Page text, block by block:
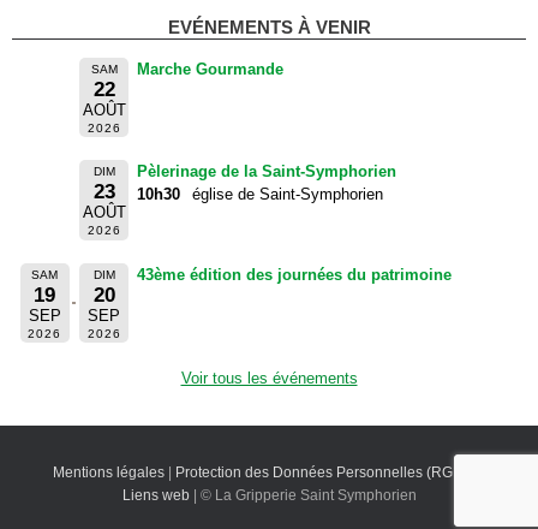
EVÉNEMENTS À VENIR
SAM
22
AOÛT
2026
Marche Gourmande
DIM
23
AOÛT
2026
Pèlerinage de la Saint-Symphorien
10h30
église de Saint-Symphorien
SAM
19
SEP
2026
DIM
20
SEP
2026
43ème édition des journées du patrimoine
Voir tous les événements
Mentions légales | Protection des Données Personnelles (RGPD)
Liens web| © La Gripperie Saint Symphorien